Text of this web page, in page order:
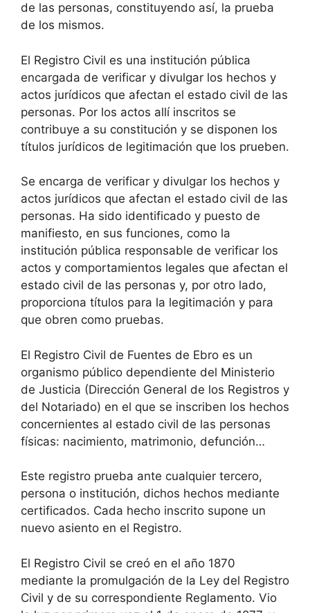
de las personas, constituyendo así, la prueba
de los mismos.
El Registro Civil es una institución pública
encargada de verificar y divulgar los hechos y
actos jurídicos que afectan el estado civil de las
personas. Por los actos allí inscritos se
contribuye a su constitución y se disponen los
títulos jurídicos de legitimación que los prueben.
Se encarga de verificar y divulgar los hechos y
actos jurídicos que afectan el estado civil de las
personas. Ha sido identificado y puesto de
manifiesto, en sus funciones, como la
institución pública responsable de verificar los
actos y comportamientos legales que afectan el
estado civil de las personas y, por otro lado,
proporciona títulos para la legitimación y para
que obren como pruebas.
El Registro Civil de Fuentes de Ebro es un
organismo público dependiente del Ministerio
de Justicia (Dirección General de los Registros y
del Notariado) en el que se inscriben los hechos
concernientes al estado civil de las personas
físicas: nacimiento, matrimonio, defunción…
Este registro prueba ante cualquier tercero,
persona o institución, dichos hechos mediante
certificados. Cada hecho inscrito supone un
nuevo asiento en el Registro.
El Registro Civil se creó en el año 1870
mediante la promulgación de la Ley del Registro
Civil y de su correspondiente Reglamento. Vio